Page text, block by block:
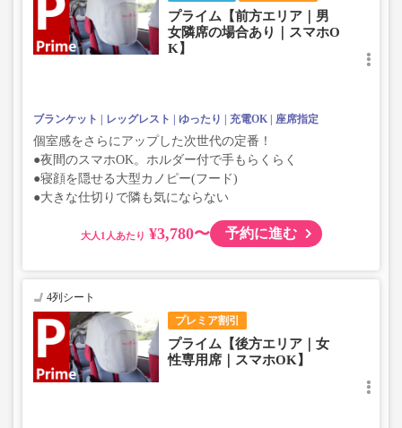
プライム【前方エリア｜男
女隣席の場合あり｜スマホO
K】
ブランケット レッグレスト ゆったり 充電OK 座席指定
個室感をさらにアップした次世代の定番！
●夜間のスマホOK。ホルダー付で手もらくらく
●寝顔を隠せる大型カノピー(フード)
●大きな仕切りで隣も気にならない
大人 ¥3,780〜 予約に進む
プレミア割引
4列シート
プライム【後方エリア｜女
性専用席｜スマホOK】